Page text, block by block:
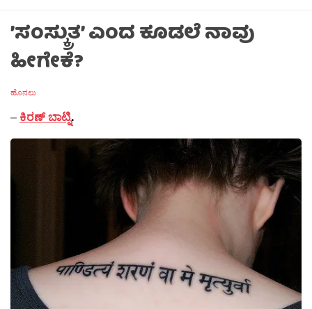
’ಸಂಸ್ಕ್ರುತ’ ಎಂದ ಕೂಡಲೆ ನಾವು
ಹೀಗೇಕೆ?
ಹೊನಲು
– ಕಿರಣ್ ಬಾಟ್ನಿ.